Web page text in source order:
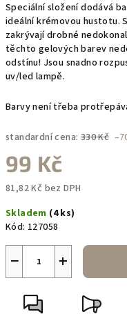
Speciální složení dodává
ideální krémovou hustotu.
zakrývají drobné
těchto gelových barev
odstínu! Jsou snadno
uv/led lampě.
Barvy není třeba
standardní cena: 330 Kč
99 Kč
81,82 Kč bez DPH
cena:
Skladem (4 ks)
Kód: 127058
+
−